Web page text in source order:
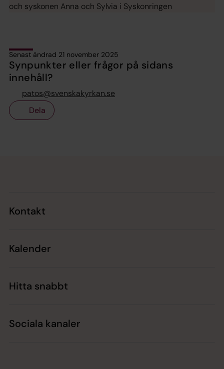
och syskonen Anna och Sylvia i Syskonringen
Senast ändrad 21 november 2025
Synpunkter eller frågor på sidans
innehåll?
patos@svenskakyrkan.se
Dela
Kontakt
Kalender
Hitta snabbt
Sociala kanaler